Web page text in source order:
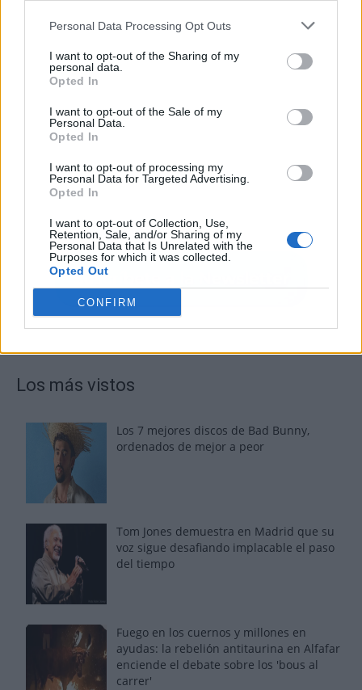
Personal Data Processing Opt Outs
I want to opt-out of the Sharing of my
personal data.
Opted In
I want to opt-out of the Sale of my
Personal Data.
Opted In
I want to opt-out of processing my
Personal Data for Targeted Advertising.
Opted In
I want to opt-out of Collection, Use,
Retention, Sale, and/or Sharing of my
Personal Data that Is Unrelated with the
Purposes for which it was collected.
Opted Out
CONFIRM
Los más vistos
Los 7 mejores discos de Bad Bunny,
ordenados de mejor a peor
Tom Jones demuestra en Madrid que su
voz sigue desafiando implacable el paso
del tiempo
Fuego en los cuernos y millones en
ayudas: la rebelión antitaurina en Alfafar
enciende el debate sobre los 'bous al
carrer'